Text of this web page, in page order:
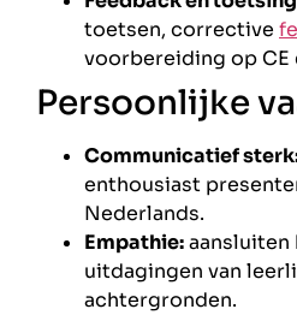
toetsen, corrective
voorbereiding op CE
Persoonlijke
Communicatief
enthousiast
Nederlands.
Empathie:aansluiten
uitdagingen van
achtergronden.